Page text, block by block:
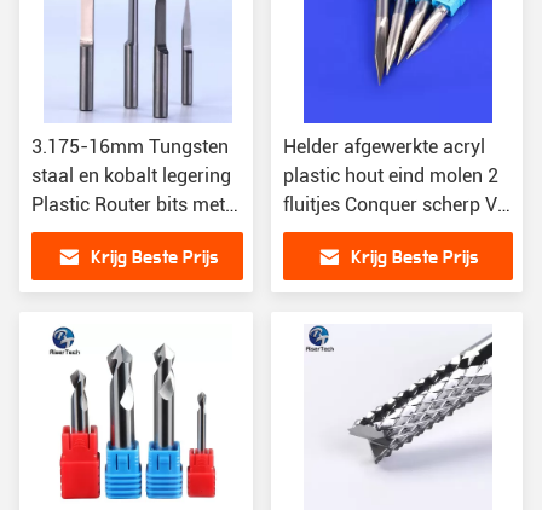
3.175-16mm Tungsten
staal en kobalt legering
Plastic Router bits met
V-vorm
Krijg Beste Prijs
Helder afgewerkte acryl
plastic hout eind molen 2
fluitjes Conquer scherp V
snijrand
Krijg Beste Prijs